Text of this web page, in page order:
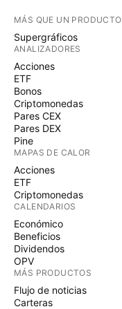
MÁS QUE UN PRODUCTO
Supergráficos
ANALIZADORES
Acciones
ETF
Bonos
Criptomonedas
Pares CEX
Pares DEX
Pine
MAPAS DE CALOR
Acciones
ETF
Criptomonedas
CALENDARIOS
Económico
Beneficios
Dividendos
OPV
MÁS PRODUCTOS
Flujo de noticias
Carteras